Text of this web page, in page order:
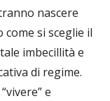
nascere
si sceglie il
imbecillità e
di regime.
e